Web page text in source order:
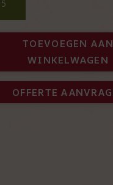
TOEVOEGEN AAN
WINKELWAGEN
OFFERTE